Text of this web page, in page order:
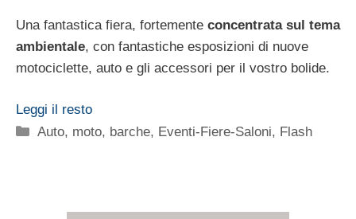
Una fantastica fiera, fortemente concentrata sul tema
ambientale, con fantastiche esposizioni di nuove
motociclette, auto e gli accessori per il vostro bolide.
Leggi il resto
Categorie
Auto, moto, barche, Eventi-Fiere-Saloni, Flash